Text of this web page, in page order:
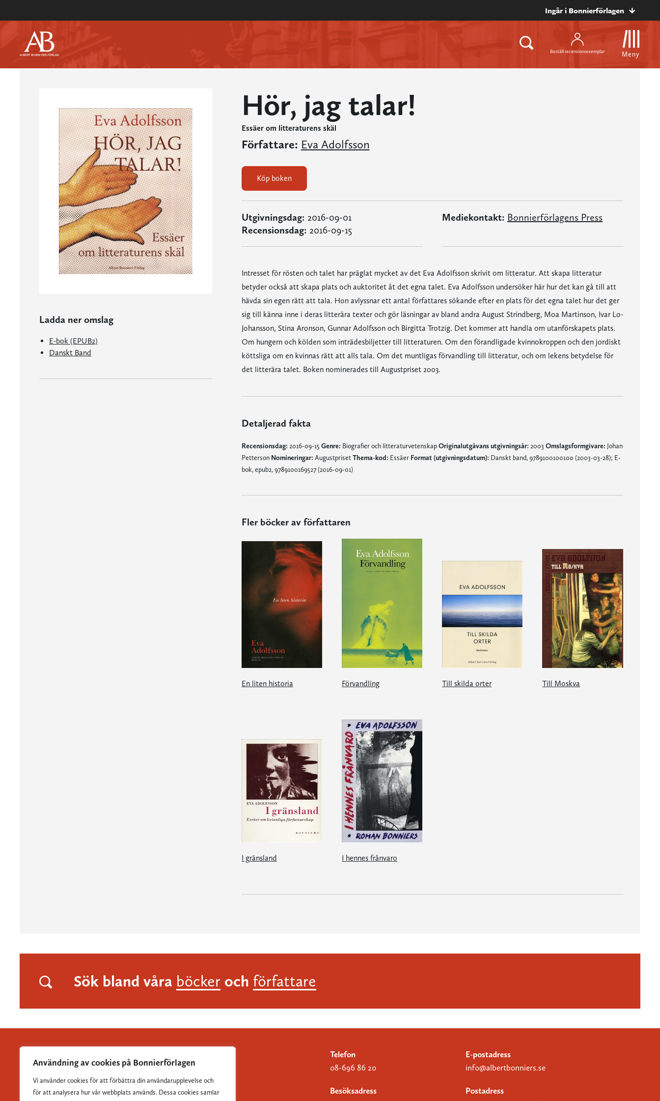
Användning av cookies på Bonnierförlagen
Vi använder cookies för att förbättra din användarupplevelse och
för att analysera hur vår webbplats används. Dessa cookies samlar
Ingår i Bonnierförlagen
Beställ recensionsexemplar Meny
Ladda ner omslag
E-bok (EPUB2)
Danskt Band
Hör, jag talar!
Essäer om litteraturens skäl
Författare: Eva Adolfsson
Köp boken
Utgivningsdag: 2016-09-01
Recensionsdag: 2016-09-15
Mediekontakt: Bonnierförlagens Press
Intresset för rösten och talet har präglat mycket av det Eva Adolfsson skrivit om litteratur. Att skapa litteratur
betyder också att skapa plats och auktoritet åt det egna talet. Eva Adolfsson undersöker här hur det kan gå till att
hävda sin egen rätt att tala. Hon avlyssnar ett antal författares sökande efter en plats för det egna talet hur det ger
sig till känna inne i deras litterära texter och gör läsningar av bland andra August Strindberg, Moa Martinson, Ivar Lo-
Johansson, Stina Aronson, Gunnar Adolfsson och Birgitta Trotzig. Det kommer att handla om utanförskapets plats.
Om hungern och kölden som inträdesbiljetter till litteraturen. Om den förandligade kvinnokroppen och den jordiskt
köttsliga om en kvinnas rätt att alls tala. Om det muntligas förvandling till litteratur, och om lekens betydelse för
det litterära talet. Boken nominerades till Augustpriset 2003.
Detaljerad fakta
Recensionsdag: 2016-09-15 Genre: Biografier och litteraturvetenskapOriginalutgåvans utgivningsår: 2003 Omslagsformgivare: Johan
Petterson Nomineringar: AugustprisetThema-kod: Essäer Format (utgivningsdatum): Danskt band, 9789100100100 (2003-03-28); E-
bok, epub2, 9789100169527 (2016-09-01)
Fler böcker av författaren
En liten historia Förvandling Till skilda orter Till Moskva
I gränsland I hennes frånvaro
Sök bland våra böcker och författare
Albert Bonniers Förlag grundades 1837 och är Sveriges
Telefon
08-696 86 20
E-postadress
info@albertbonniers.se
Besöksadress
Postadress